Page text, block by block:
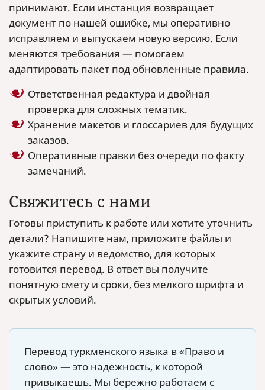
принимают. Если инстанция возвращает
документ по нашей ошибке, мы оперативно
исправляем и выпускаем новую версию. Если
меняются требования — помогаем
адаптировать пакет под обновленные правила.
Ответственная редактура и двойная
проверка для сложных тематик.
Хранение макетов и глоссариев для будущих
заказов.
Оперативные правки без очереди по факту
замечаний.
Свяжитесь с нами
Готовы приступить к работе или хотите уточнить
детали? Напишите нам, приложите файлы и
укажите страну и ведомство, для которых
готовится перевод. В ответ вы получите
понятную смету и сроки, без мелкого шрифта и
скрытых условий.
Перевод туркменского языка в «Право и
слово» — это надежность, к которой
привыкаешь. Мы бережно работаем с